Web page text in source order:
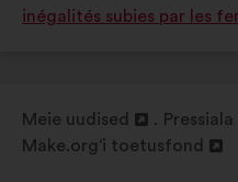
inégalités subies par les
Meie uudised Pressiala
Make.org‘i toetusfond
Avamine